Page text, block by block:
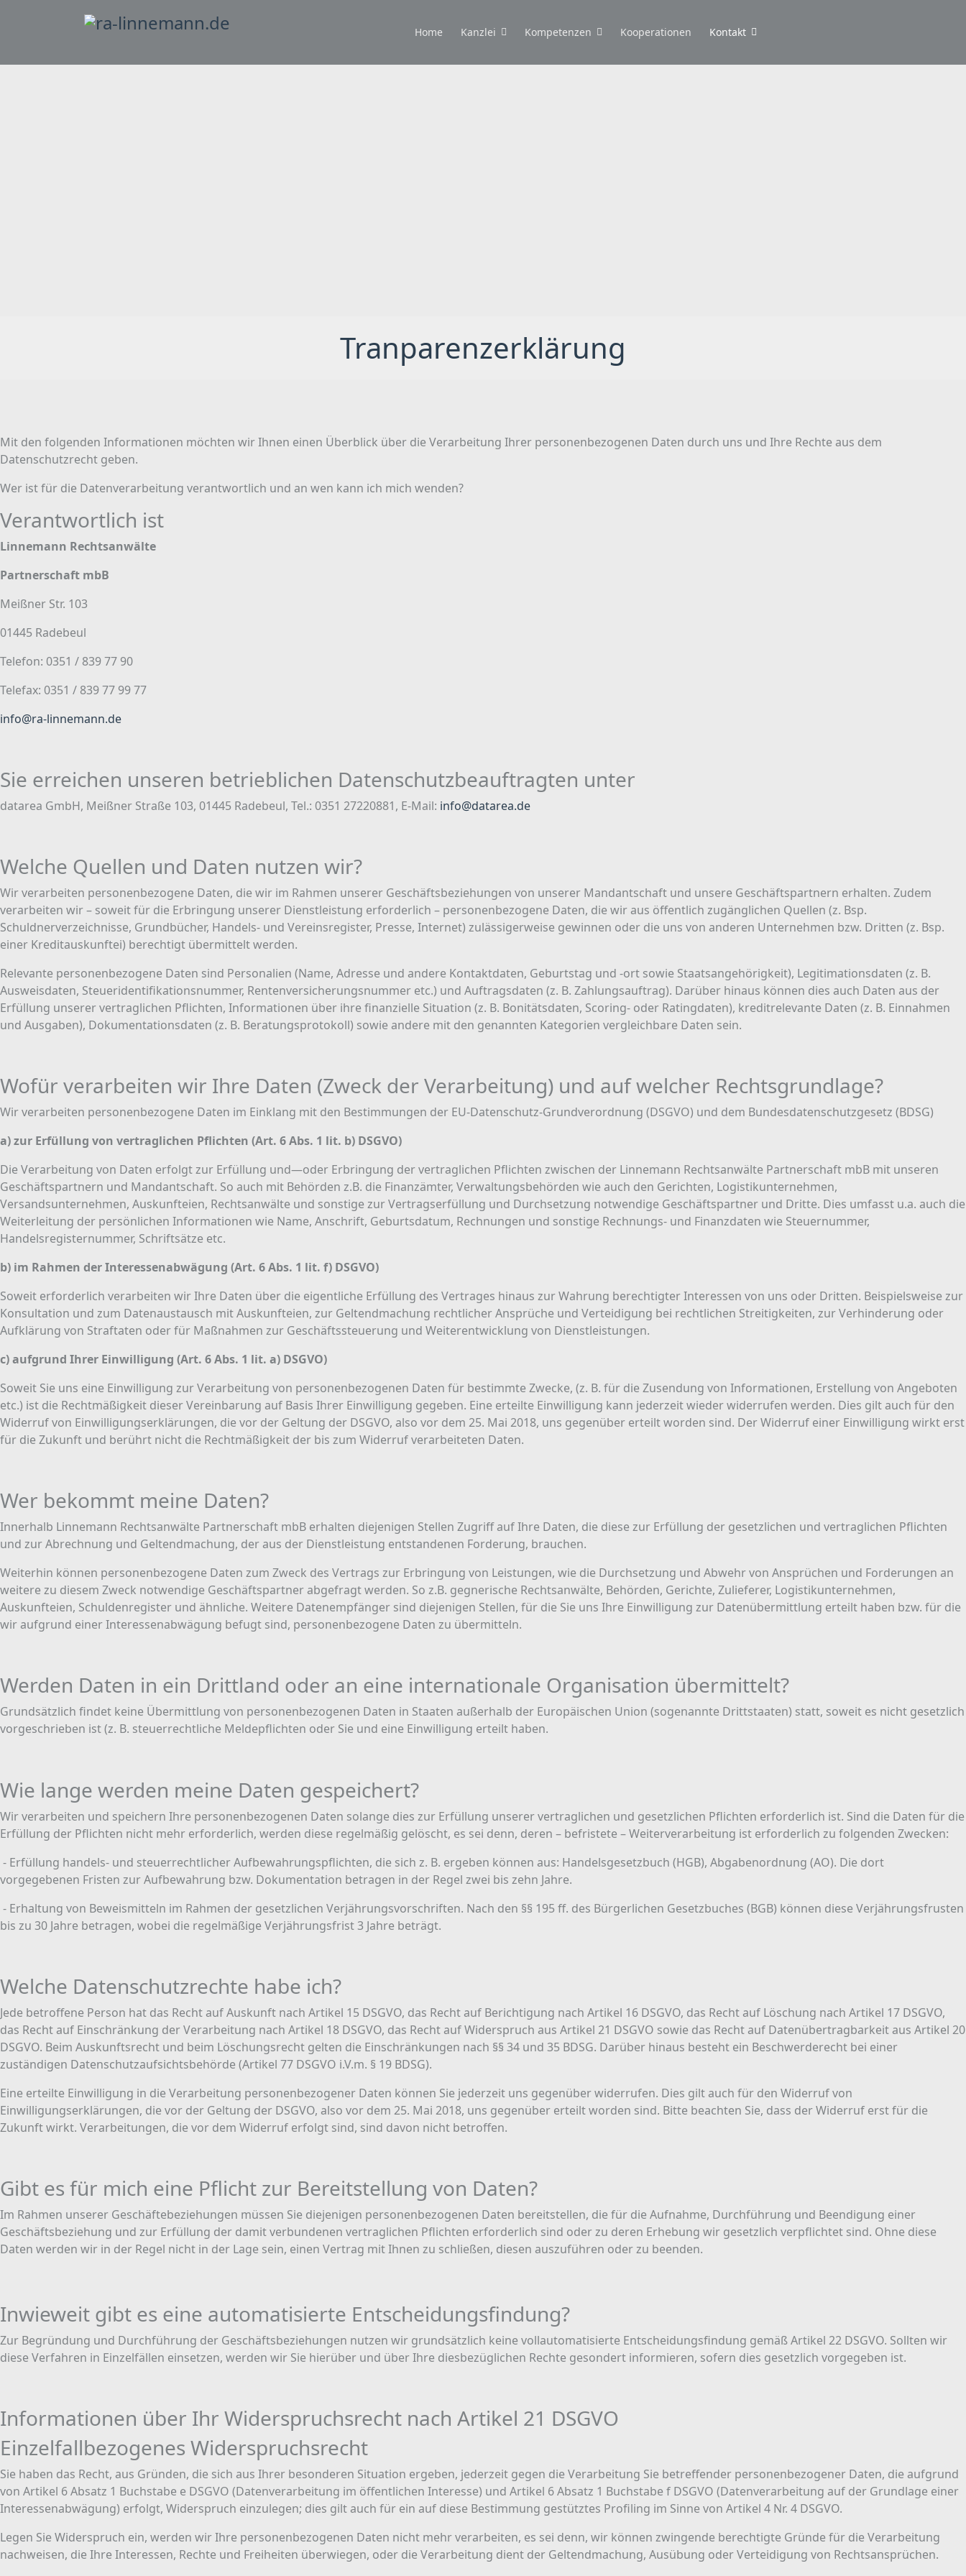
Home Kanzlei Kompetenzen Kooperationen Kontakt
Tranparenzerklärung
Mit den folgenden Informationen möchten wir Ihnen einen Überblick über die Verarbeitung Ihrer personenbezogenen Daten durch uns und Ihre Rechte aus dem
Datenschutzrecht geben.
Wer ist für die Datenverarbeitung verantwortlich und an wen kann ich mich wenden?
Verantwortlich ist
Linnemann Rechtsanwälte
Partnerschaft mbB
Meißner Str. 103
01445 Radebeul
Telefon: 0351 / 839 77 90
Telefax: 0351 / 839 77 99 77
info@ra-linnemann.de
Sie erreichen unseren betrieblichen Datenschutzbeauftragten unter
datarea GmbH, Meißner Straße 103, 01445 Radebeul, Tel.: 0351 27220881, E-Mail: info@datarea.de
Welche Quellen und Daten nutzen wir?
Wir verarbeiten personenbezogene Daten, die wir im Rahmen unserer Geschäftsbeziehungen von unserer Mandantschaft und unsere Geschäftspartnern erhalten. Zudem
verarbeiten wir – soweit für die Erbringung unserer Dienstleistung erforderlich – personenbezogene Daten, die wir aus öffentlich zugänglichen Quellen (z. Bsp.
Schuldnerverzeichnisse, Grundbücher, Handels- und Vereinsregister, Presse, Internet) zulässigerweise gewinnen oder die uns von anderen Unternehmen bzw. Dritten (z. Bsp.
einer Kreditauskunftei) berechtigt übermittelt werden.
Relevante personenbezogene Daten sind Personalien (Name, Adresse und andere Kontaktdaten, Geburtstag und -ort sowie Staatsangehörigkeit), Legitimationsdaten (z. B.
Ausweisdaten, Steueridentifikationsnummer, Rentenversicherungsnummer etc.) und Auftragsdaten (z. B. Zahlungsauftrag). Darüber hinaus können dies auch Daten aus der
Erfüllung unserer vertraglichen Pflichten, Informationen über ihre finanzielle Situation (z. B. Bonitätsdaten, Scoring- oder Ratingdaten), kreditrelevante Daten (z. B. Einnahmen
und Ausgaben), Dokumentationsdaten (z. B. Beratungsprotokoll) sowie andere mit den genannten Kategorien vergleichbare Daten sein.
Wofür verarbeiten wir Ihre Daten (Zweck der Verarbeitung) und auf welcher Rechtsgrundlage?
Wir verarbeiten personenbezogene Daten im Einklang mit den Bestimmungen der EU-Datenschutz-Grundverordnung (DSGVO) und dem Bundesdatenschutzgesetz (BDSG)
a) zur Erfüllung von vertraglichen Pflichten (Art. 6 Abs. 1 lit. b) DSGVO)
Die Verarbeitung von Daten erfolgt zur Erfüllung und—oder Erbringung der vertraglichen Pflichten zwischen der Linnemann Rechtsanwälte Partnerschaft mbB mit unseren
Geschäftspartnern und Mandantschaft. So auch mit Behörden z.B. die Finanzämter, Verwaltungsbehörden wie auch den Gerichten, Logistikunternehmen,
Versandsunternehmen, Auskunfteien, Rechtsanwälte und sonstige zur Vertragserfüllung und Durchsetzung notwendige Geschäftspartner und Dritte. Dies umfasst u.a. auch die
Weiterleitung der persönlichen Informationen wie Name, Anschrift, Geburtsdatum, Rechnungen und sonstige Rechnungs- und Finanzdaten wie Steuernummer,
Handelsregisternummer, Schriftsätze etc.
b) im Rahmen der Interessenabwägung (Art. 6 Abs. 1 lit. f) DSGVO)
Soweit erforderlich verarbeiten wir Ihre Daten über die eigentliche Erfüllung des Vertrages hinaus zur Wahrung berechtigter Interessen von uns oder Dritten. Beispielsweise zur
Konsultation und zum Datenaustausch mit Auskunfteien, zur Geltendmachung rechtlicher Ansprüche und Verteidigung bei rechtlichen Streitigkeiten, zur Verhinderung oder
Aufklärung von Straftaten oder für Maßnahmen zur Geschäftssteuerung und Weiterentwicklung von Dienstleistungen.
c) aufgrund Ihrer Einwilligung (Art. 6 Abs. 1 lit. a) DSGVO)
Soweit Sie uns eine Einwilligung zur Verarbeitung von personenbezogenen Daten für bestimmte Zwecke, (z. B. für die Zusendung von Informationen, Erstellung von Angeboten
etc.) ist die Rechtmäßigkeit dieser Vereinbarung auf Basis Ihrer Einwilligung gegeben. Eine erteilte Einwilligung kann jederzeit wieder widerrufen werden. Dies gilt auch für den
Widerruf von Einwilligungserklärungen, die vor der Geltung der DSGVO, also vor dem 25. Mai 2018, uns gegenüber erteilt worden sind. Der Widerruf einer Einwilligung wirkt erst
für die Zukunft und berührt nicht die Rechtmäßigkeit der bis zum Widerruf verarbeiteten Daten.
Wer bekommt meine Daten?
Innerhalb Linnemann Rechtsanwälte Partnerschaft mbB erhalten diejenigen Stellen Zugriff auf Ihre Daten, die diese zur Erfüllung der gesetzlichen und vertraglichen Pflichten
und zur Abrechnung und Geltendmachung, der aus der Dienstleistung entstandenen Forderung, brauchen.
Weiterhin können personenbezogene Daten zum Zweck des Vertrags zur Erbringung von Leistungen, wie die Durchsetzung und Abwehr von Ansprüchen und Forderungen an
weitere zu diesem Zweck notwendige Geschäftspartner abgefragt werden. So z.B. gegnerische Rechtsanwälte, Behörden, Gerichte, Zulieferer, Logistikunternehmen,
Auskunfteien, Schuldenregister und ähnliche. Weitere Datenempfänger sind diejenigen Stellen, für die Sie uns Ihre Einwilligung zur Datenübermittlung erteilt haben bzw. für die
wir aufgrund einer Interessenabwägung befugt sind, personenbezogene Daten zu übermitteln.
Werden Daten in ein Drittland oder an eine internationale Organisation übermittelt?
Grundsätzlich findet keine Übermittlung von personenbezogenen Daten in Staaten außerhalb der Europäischen Union (sogenannte Drittstaaten) statt, soweit es nicht gesetzlich
vorgeschrieben ist (z. B. steuerrechtliche Meldepflichten oder Sie und eine Einwilligung erteilt haben.
Wie lange werden meine Daten gespeichert?
Wir verarbeiten und speichern Ihre personenbezogenen Daten solange dies zur Erfüllung unserer vertraglichen und gesetzlichen Pflichten erforderlich ist. Sind die Daten für die
Erfüllung der Pflichten nicht mehr erforderlich, werden diese regelmäßig gelöscht, es sei denn, deren – befristete – Weiterverarbeitung ist erforderlich zu folgenden Zwecken:
​ - Erfüllung handels- und steuerrechtlicher Aufbewahrungspflichten, die sich z. B. ergeben können aus: Handelsgesetzbuch (HGB), Abgabenordnung (AO). Die dort
vorgegebenen Fristen zur Aufbewahrung bzw. Dokumentation betragen in der Regel zwei bis zehn Jahre.
​ - Erhaltung von Beweismitteln im Rahmen der gesetzlichen Verjährungsvorschriften. Nach den §§ 195 ff. des Bürgerlichen Gesetzbuches (BGB) können diese Verjährungsfrusten
bis zu 30 Jahre betragen, wobei die regelmäßige Verjährungsfrist 3 Jahre beträgt.
Welche Datenschutzrechte habe ich?
Jede betroffene Person hat das Recht auf Auskunft nach Artikel 15 DSGVO, das Recht auf Berichtigung nach Artikel 16 DSGVO, das Recht auf Löschung nach Artikel 17 DSGVO,
das Recht auf Einschränkung der Verarbeitung nach Artikel 18 DSGVO, das Recht auf Widerspruch aus Artikel 21 DSGVO sowie das Recht auf Datenübertragbarkeit aus Artikel 20
DSGVO. Beim Auskunftsrecht und beim Löschungsrecht gelten die Einschränkungen nach §§ 34 und 35 BDSG. Darüber hinaus besteht ein Beschwerderecht bei einer
zuständigen Datenschutzaufsichtsbehörde (Artikel 77 DSGVO i.V.m. § 19 BDSG).
Eine erteilte Einwilligung in die Verarbeitung personenbezogener Daten können Sie jederzeit uns gegenüber widerrufen. Dies gilt auch für den Widerruf von
Einwilligungserklärungen, die vor der Geltung der DSGVO, also vor dem 25. Mai 2018, uns gegenüber erteilt worden sind. Bitte beachten Sie, dass der Widerruf erst für die
Zukunft wirkt. Verarbeitungen, die vor dem Widerruf erfolgt sind, sind davon nicht betroffen.
Gibt es für mich eine Pflicht zur Bereitstellung von Daten?
Im Rahmen unserer Geschäftebeziehungen müssen Sie diejenigen personenbezogenen Daten bereitstellen, die für die Aufnahme, Durchführung und Beendigung einer
Geschäftsbeziehung und zur Erfüllung der damit verbundenen vertraglichen Pflichten erforderlich sind oder zu deren Erhebung wir gesetzlich verpflichtet sind. Ohne diese
Daten werden wir in der Regel nicht in der Lage sein, einen Vertrag mit Ihnen zu schließen, diesen auszuführen oder zu beenden.
Inwieweit gibt es eine automatisierte Entscheidungsfindung?
Zur Begründung und Durchführung der Geschäftsbeziehungen nutzen wir grundsätzlich keine vollautomatisierte Entscheidungsfindung gemäß Artikel 22 DSGVO. Sollten wir
diese Verfahren in Einzelfällen einsetzen, werden wir Sie hierüber und über Ihre diesbezüglichen Rechte gesondert informieren, sofern dies gesetzlich vorgegeben ist.
Informationen über Ihr Widerspruchsrecht nach Artikel 21 DSGVO
Einzelfallbezogenes Widerspruchsrecht
Sie haben das Recht, aus Gründen, die sich aus Ihrer besonderen Situation ergeben, jederzeit gegen die Verarbeitung Sie betreffender personenbezogener Daten, die aufgrund
von Artikel 6 Absatz 1 Buchstabe e DSGVO (Datenverarbeitung im öffentlichen Interesse) und Artikel 6 Absatz 1 Buchstabe f DSGVO (Datenverarbeitung auf der Grundlage einer
Interessenabwägung) erfolgt, Widerspruch einzulegen; dies gilt auch für ein auf diese Bestimmung gestütztes Profiling im Sinne von Artikel 4 Nr. 4 DSGVO.
Legen Sie Widerspruch ein, werden wir Ihre personenbezogenen Daten nicht mehr verarbeiten, es sei denn, wir können zwingende berechtigte Gründe für die Verarbeitung
nachweisen, die Ihre Interessen, Rechte und Freiheiten überwiegen, oder die Verarbeitung dient der Geltendmachung, Ausübung oder Verteidigung von Rechtsansprüchen.